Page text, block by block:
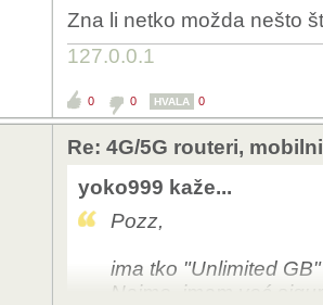
Zna li netko možda nešto
127.0.0.1
0 0 HVALA 0
Re: 4G/5G routeri,
yoko999 kaže...
Pozz,
ima tko "Unlimited
Naime, imam već